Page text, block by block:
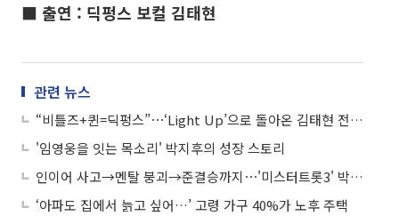
■ 출연 : 딕펑스 보컬 김태현
관련 뉴스
“비틀즈+퀸=딕펑스”⋯‘Light Up’으로 돌아온 김태현 전격 인터뷰
'임영웅을 잇는 목소리' 박지후의 성장 스토리
인이어 사고→멘탈 붕괴→준결승까지⋯'미스터트롯3' 박지후의 비하인드 스토리
‘아파도 집에서 늙고 싶어…’ 고령 가구 40%가 노후 주택